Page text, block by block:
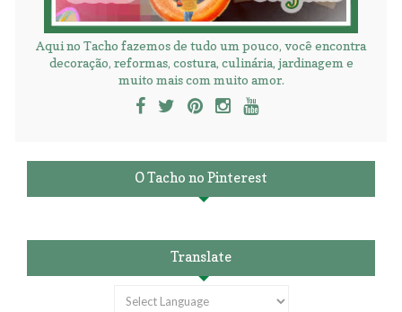
Aqui no Tacho fazemos de tudo um pouco, você encontra
decoração, reformas, costura, culinária, jardinagem e
muito mais com muito amor.
O Tacho no Pinterest
Translate